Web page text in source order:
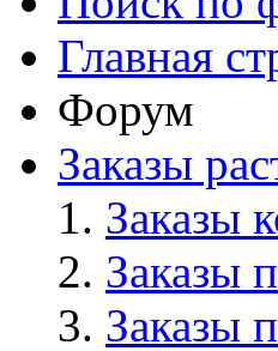
Главная
Форум
Заказы
Заказы
Заказы
Заказы